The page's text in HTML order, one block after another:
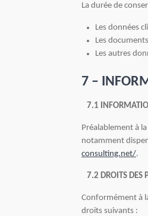
La durée de
Les données
Les
Les autres
7 –
7.1
Préalablement à
notamment
consulting.net/.
7.2 DROITS DES
Conformément à
droits suivants :